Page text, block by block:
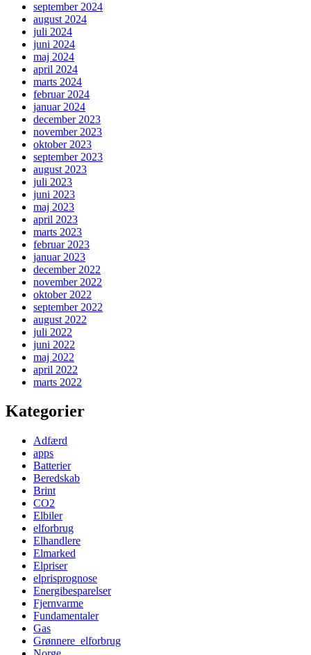
september 2024
august 2024
juli 2024
juni 2024
maj 2024
april 2024
marts 2024
februar 2024
januar 2024
december 2023
november 2023
oktober 2023
september 2023
august 2023
juli 2023
juni 2023
maj 2023
april 2023
marts 2023
februar 2023
januar 2023
december 2022
november 2022
oktober 2022
september 2022
august 2022
juli 2022
juni 2022
maj 2022
april 2022
marts 2022
Kategorier
Adfærd
apps
Batterier
Beredskab
Brint
CO2
Elbiler
elforbrug
Elhandlere
Elmarked
Elpriser
elprisprognose
Energibesparelser
Fjernvarme
Fundamentaler
Gas
Grønnere_elforbrug